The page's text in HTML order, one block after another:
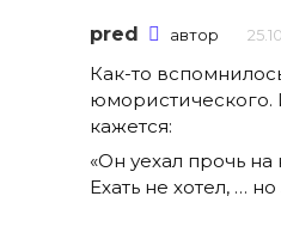
pred автор
Как-то
юмористического.
кажется:
«Он уехал прочь
Ехать не хотел, …